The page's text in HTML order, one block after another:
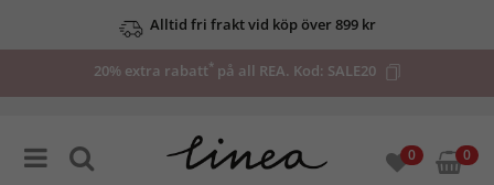
Alltid fri frakt vid köp över 899 kr
20% extra rabatt*på all REA. Kod: SALE20
0 0